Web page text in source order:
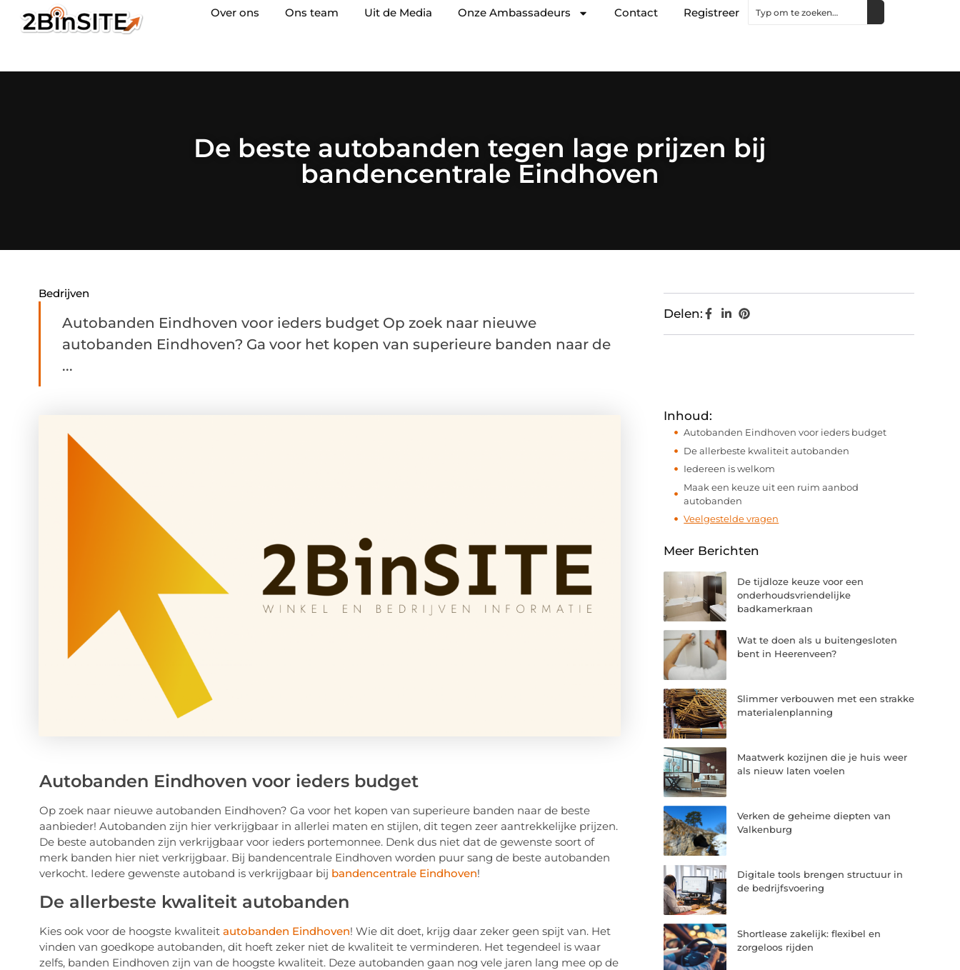
Over ons Ons team Uit de Media Onze Ambassadeurs Contact Registreer
De beste autobanden tegen lage prijzen bij
bandencentrale Eindhoven
Bedrijven
Autobanden Eindhoven voor ieders budget Op zoek naar nieuwe
autobanden Eindhoven? Ga voor het kopen van superieure banden naar de
...
Autobanden Eindhoven voor ieders budget
Op zoek naar nieuwe autobanden Eindhoven? Ga voor het kopen van superieure banden naar de beste
aanbieder! Autobanden zijn hier verkrijgbaar in allerlei maten en stijlen, dit tegen zeer aantrekkelijke prijzen.
De beste autobanden zijn verkrijgbaar voor ieders portemonnee. Denk dus niet dat de gewenste soort of
merk banden hier niet verkrijgbaar. Bij bandencentrale Eindhoven worden puur sang de beste autobanden
verkocht. Iedere gewenste autoband is verkrijgbaar bij bandencentrale Eindhoven!
De allerbeste kwaliteit autobanden
Kies ook voor de hoogste kwaliteit autobanden Eindhoven! Wie dit doet, krijg daar zeker geen spijt van. Het
vinden van goedkope autobanden, dit hoeft zeker niet de kwaliteit te verminderen. Het tegendeel is waar
zelfs, banden Eindhoven zijn van de hoogste kwaliteit. Deze autobanden gaan nog vele jaren lang mee op de
Delen:
Inhoud:
Autobanden Eindhoven voor ieders budget
De allerbeste kwaliteit autobanden
Iedereen is welkom
Maak een keuze uit een ruim aanbod
autobanden
Veelgestelde vragen
Meer Berichten
De tijdloze keuze voor een
onderhoudsvriendelijke
badkamerkraan
Wat te doen als u buitengesloten
bent in Heerenveen?
Slimmer verbouwen met een strakke
materialenplanning
Maatwerk kozijnen die je huis weer
als nieuw laten voelen
Verken de geheime diepten van
Valkenburg
Digitale tools brengen structuur in
de bedrijfsvoering
Shortlease zakelijk: flexibel en
zorgeloos rijden